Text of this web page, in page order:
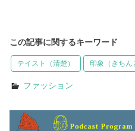
この記事に関するキーワード
テイスト（清楚） 印象（きちん
ファッション